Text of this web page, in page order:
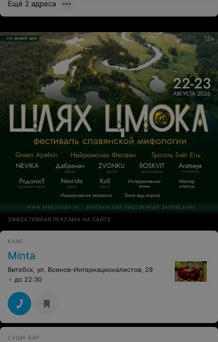
Ещё 2 адреса
ЭФФЕКТИВНАЯ РЕКЛАМА НА САЙТЕ
КАФЕ
Minta
Витебск, ул. Воинов-Интернационалистов, 29
до 22:30
СУШИ-БАР